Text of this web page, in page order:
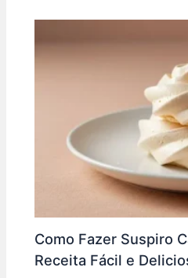
Como Fazer Suspiro
Receita Fácil e